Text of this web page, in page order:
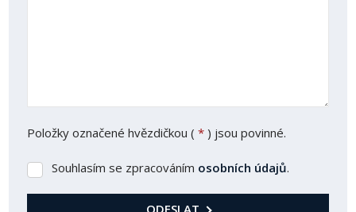
Položky označené hvězdičkou ( * ) jsou povinné.
Souhlasím
Souhlasím se zpracováním osobních údajů.